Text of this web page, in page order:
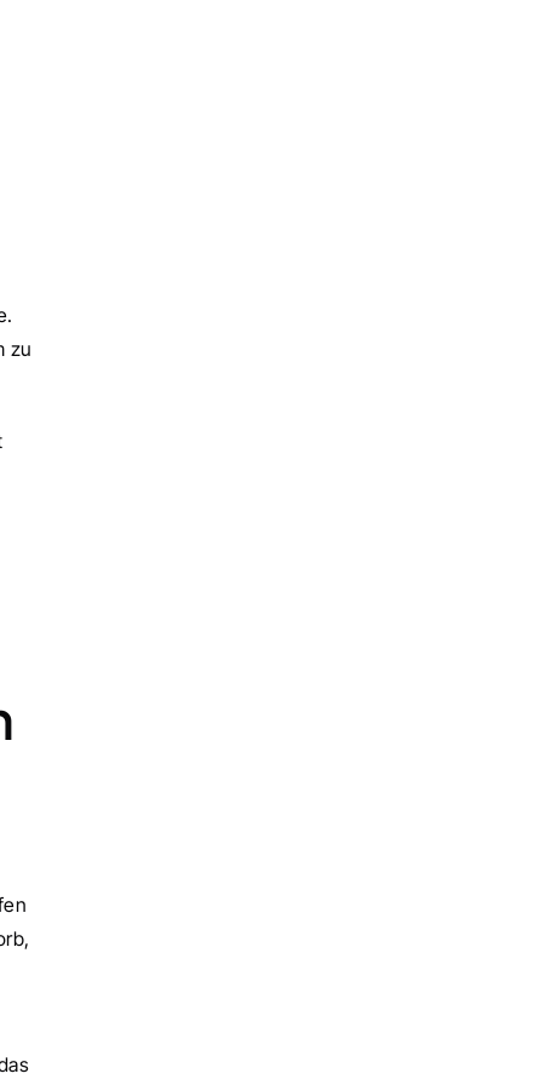
zu